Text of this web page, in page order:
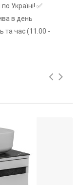
Україні! ✅
в день
та час (11.00 -